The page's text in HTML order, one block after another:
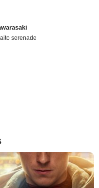
serenade